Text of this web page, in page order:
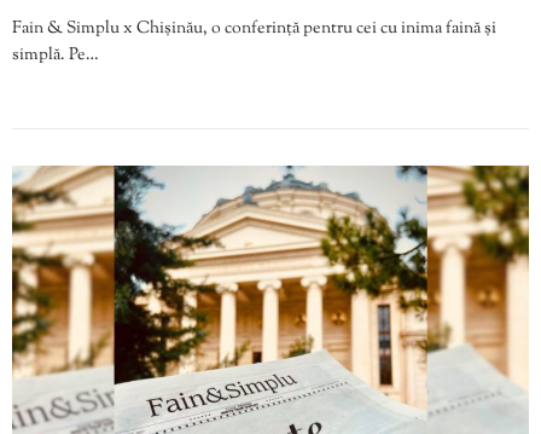
Fain & Simplu x Chișinău, o conferință pentru cei cu inima faină și
simplă. Pe…